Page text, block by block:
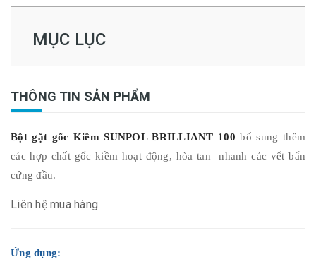
MỤC LỤC
THÔNG TIN SẢN PHẨM
Bột gặt gốc Kiềm SUNPOL BRILLIANT 100 bổ sung thêm
các hợp chất gốc kiềm hoạt động, hòa tan nhanh các vết bẩn
cứng đầu.
Liên hệ mua hàng
Ứng dụng: